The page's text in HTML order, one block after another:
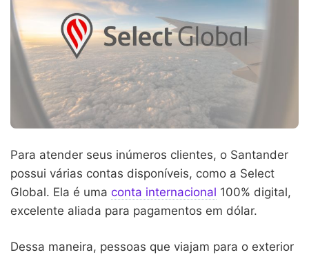
Para atender seus inúmeros clientes, o Santander
possui várias contas disponíveis, como a Select
Global. Ela é uma conta internacional 100% digital,
excelente aliada para pagamentos em dólar.
Dessa maneira, pessoas que viajam para o exterior